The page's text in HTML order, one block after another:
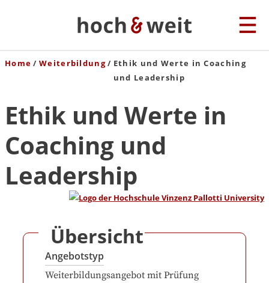
Home Weiterbildung
Ethik und Werte in Coaching
und Leadership
Ethik und Werte in
Coaching und
Leadership
Übersicht
Angebotstyp
Weiterbildungsangebot mit Prüfung